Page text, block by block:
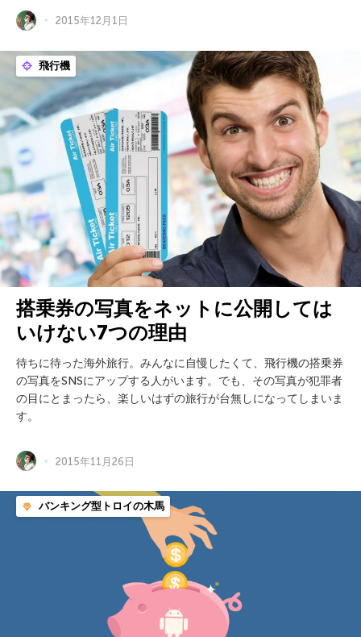
2015年12月1日
飛行機
搭乗券の写真をネットに公開しては
いけない7つの理由
待ちに待った海外旅行。みんなに自慢したくて、飛行機の搭乗券
の写真をSNSにアップする人がいます。でも、その写真が犯罪者
の目にとまったら、楽しいはずの旅行が台無しになってしまいま
す。
2015年11月26日
バンキング型トロイの木馬